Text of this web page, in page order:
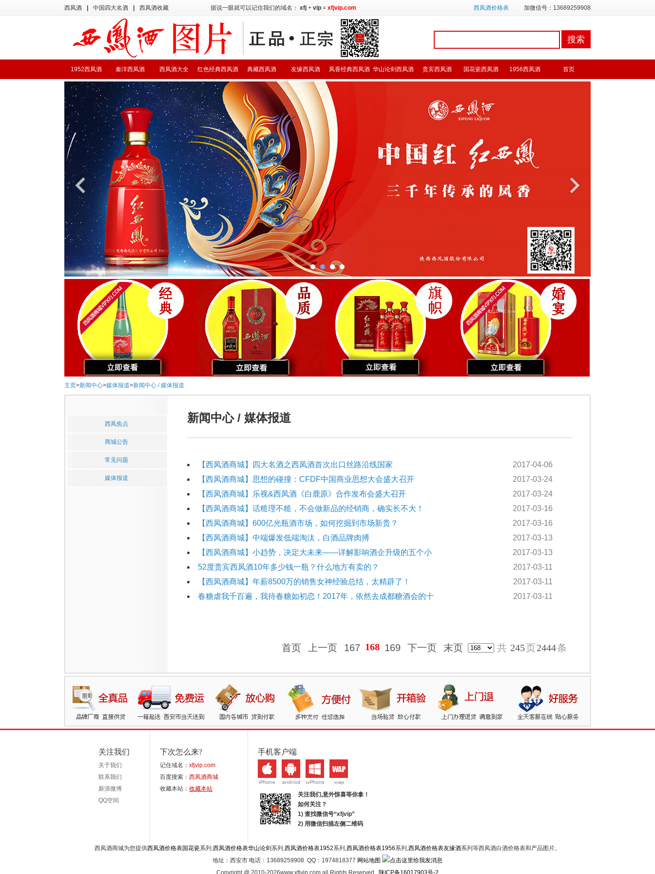
西凤酒 中国四大名酒 西凤酒收藏 据说一眼就可以记住我们的域名： xfj + vip = xfjvip.com 西凤酒价格表 加微信号：13689259908
首页
1956西凤酒
国花瓷西凤酒
贵宾西凤酒
华山论剑西凤酒
凤香经典西凤酒
友缘西凤酒
典藏西凤酒
红色经典西凤酒
西凤酒大全
秦沣西凤酒
1952西凤酒
主页>新闻中心>媒体报道>新闻中心 / 媒体报道
西凤焦点
商城公告
常见问题
媒体报道
新闻中心 / 媒体报道
2017-04-06
【西凤酒商城】四大名酒之西凤酒首次出口丝路沿线国家
2017-03-24
【西凤酒商城】思想的碰撞：CFDF中国商业思想大会盛大召开
2017-03-24
【西凤酒商城】乐视&西凤酒《白鹿原》合作发布会盛大召开
2017-03-16
【西凤酒商城】话糙理不糙，不会做新品的经销商，确实长不大！
2017-03-16
【西凤酒商城】600亿光瓶酒市场，如何挖掘到市场新贵？
2017-03-13
【西凤酒商城】中端爆发低端淘汰，白酒品牌肉搏
2017-03-13
【西凤酒商城】小趋势，决定大未来——详解影响酒企升级的五个小
2017-03-11
52度贵宾西凤酒10年多少钱一瓶？什么地方有卖的？
2017-03-11
【西凤酒商城】年薪8500万的销售女神经验总结，太精辟了！
2017-03-11
春糖虐我千百遍，我待春糖如初恋！2017年，依然去成都糖酒会的十
首页 上一页 167 168 169 下一页 末页 共 245页2444条
关注我们
关于我们
联系我们
新浪微博
QQ空间
下次怎么来?
记住域名： xfjvip.com
百度搜索： 西凤酒商城
收藏本站： 收藏本站
手机客户端
关注我们,意外惊喜等你拿！
如何关注？
1) 查找微信号“xfjvip”
2) 用微信扫描左侧二维码
西凤酒商城为您提供西凤酒价格表国花瓷系列,西凤酒价格表华山论剑 系列,西凤酒价格表1952系列,西凤酒价格表1956系列,西凤酒价格表友缘酒系列等西凤酒白酒价格表和产品图片。
地址：西安市 电话：13689259908 QQ：1974818377 网站地图
Copyright @ 2010-2026www.xfjvip.com all Rights Reserved . 陕ICP备16017903号-2